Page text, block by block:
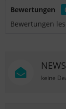
Bewertungen
Bewertungen
keine